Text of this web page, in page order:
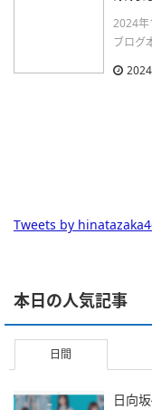
2024年
ブログ
Tweets by
本日の人気記事
日間
日向